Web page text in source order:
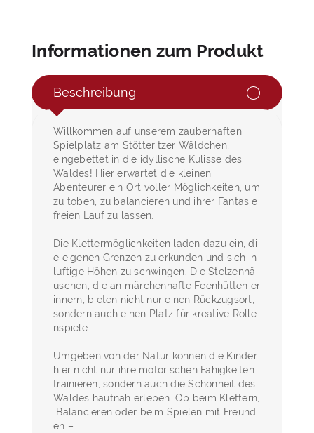
Informationen zum Produkt
Beschreibung
Willkommen auf unserem zauberhaften
Spielplatz am Stötteritzer Wäldchen,
eingebettet in die idyllische Kulisse des
Waldes! Hier erwartet die kleinen
Abenteurer ein Ort voller Möglichkeiten, um
zu toben, zu balancieren und ihrer Fantasie
freien Lauf zu lassen.
Die Klettermöglichkeiten laden dazu ein, di
e eigenen Grenzen zu erkunden und sich in
luftige Höhen zu schwingen. Die Stelzenhä
uschen, die an märchenhafte Feenhütten er
innern, bieten nicht nur einen Rückzugsort,
sondern auch einen Platz für kreative Rolle
nspiele.
Umgeben von der Natur können die Kinder
hier nicht nur ihre motorischen Fähigkeiten
trainieren, sondern auch die Schönheit des
Waldes hautnah erleben. Ob beim Klettern,
Balancieren oder beim Spielen mit Freund
en –